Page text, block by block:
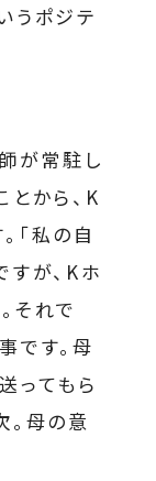
うポジテ
が常駐し
とから、K
「私の自
が、Kホ
それで
です。母
ってもら
。母の意